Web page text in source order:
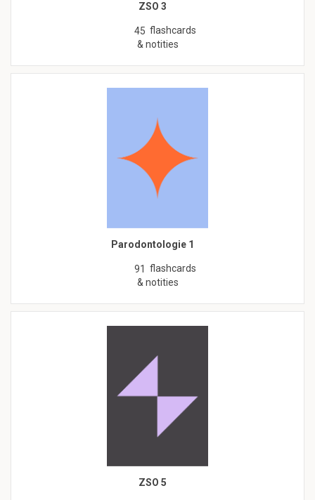
ZSO 3
45 flashcards
& notities
Parodontologie 1
91 flashcards
& notities
ZSO 5